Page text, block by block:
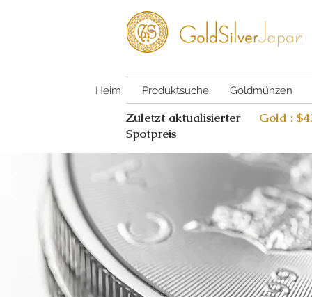
Heim Produktsuche Goldmünzen
Zuletzt aktualisierter
Spotpreis
Gold :